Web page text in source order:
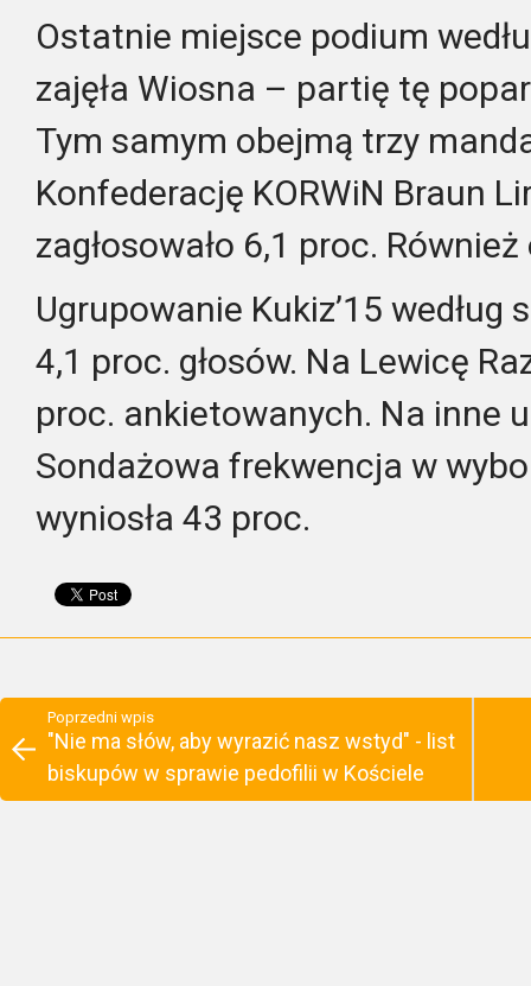
Ostatnie miejsce podium
zajęła Wiosna – partię tę
Tym samym obejmą trzy
Konfederację KORWiN Braun
zagłosowało 6,1 proc.
Ugrupowanie Kukiz’15 według
4,1 proc. głosów. Na Lewicę
proc. ankietowanych. Na inne
Sondażowa frekwencja w
wyniosła 43 proc.
Poprzedni wpis
"Nie ma słów, aby wyrazić nasz wstyd" - list
biskupów w sprawie pedofilii w Kościele